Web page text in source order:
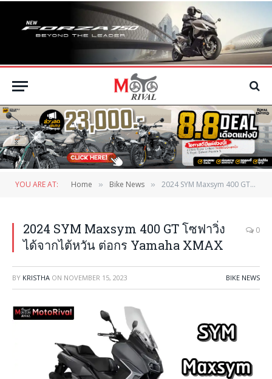
YOU ARE AT: Home » Bike News » 2024 SYM Maxsym 400 GT โซฟาวิ่งได้จากไต้หวัน ต่อกร Yamaha XMAX
2024 SYM Maxsym 400 GT โซฟาวิ่ง
ได้จากไต้หวัน ต่อกร Yamaha XMAX
0
BY KRISTHA ON NOVEMBER 15, 2023 BIKE NEWS